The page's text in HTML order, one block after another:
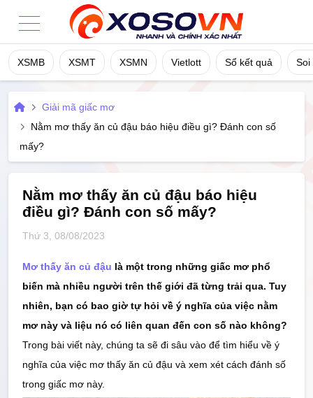
XSMB XSMT XSMN Vietlott Sổ kết quả Soi
Home
XSMT
XSMN
Sổ Kết Quả
TK Cầu
Thống Kê
Giải mã giấc mơ
Nằm mơ thấy ăn củ đậu báo hiệu điều gì? Đánh con số
mấy?
Nằm mơ thấy ăn củ đậu báo hiệu
điều gì? Đánh con số mấy?
Thứ 3, 08/08/2023
Mơ thấy ăn củ đậu là một trong những giấc mơ phổ
biến mà nhiều người trên thế giới đã từng trải qua. Tuy
nhiên, bạn có bao giờ tự hỏi về ý nghĩa của việc nằm
mơ này và liệu nó có liên quan đến con số nào không?
Trong bài viết này, chúng ta sẽ đi sâu vào để tìm hiểu về ý
nghĩa của việc mơ thấy ăn củ đậu và xem xét cách đánh số
trong giấc mơ này.